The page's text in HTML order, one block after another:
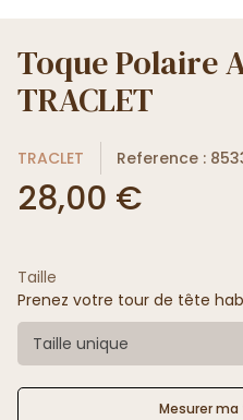
Toque Polaire
TRACLET
TRACLET Reference :
28,00 €
Taille
Prenez votre tour de tête
Taille unique
Mesurer